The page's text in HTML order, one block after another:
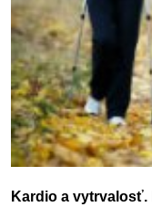
Kardio a vytrvalosť.